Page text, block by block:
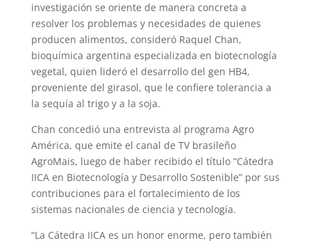
investigación se oriente de manera concreta a
resolver los problemas y necesidades de quienes
producen alimentos, consideró Raquel Chan,
bioquímica argentina especializada en biotecnología
vegetal, quien lideró el desarrollo del gen HB4,
proveniente del girasol, que le confiere tolerancia a
la sequía al trigo y a la soja.
Chan concedió una entrevista al programa Agro
América, que emite el canal de TV brasileño
AgroMais, luego de haber recibido el título “Cátedra
IICA en Biotecnología y Desarrollo Sostenible” por sus
contribuciones para el fortalecimiento de los
sistemas nacionales de ciencia y tecnología.
“La Cátedra IICA es un honor enorme, pero también